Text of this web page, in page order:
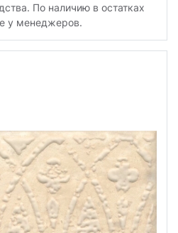
По наличию в остатках
у менеджеров.